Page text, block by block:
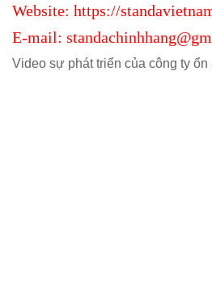
Website: https://
E-mail:
Video sự phát triển của công ty